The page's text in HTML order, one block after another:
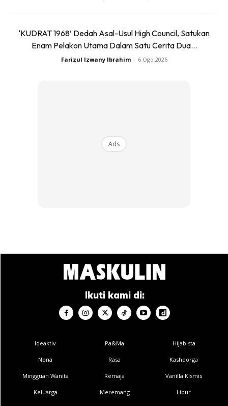
Ads
kerana ia lebih banyak rambut. Cukur janggut pada satu
arah sahaja iaitu mengikut tumbuhnya anak rambut.
PENGGUNAAN GUNTING
‘KUDRAT 1968’ Dedah Asal-Usul High Council, Satukan
Enam Pelakon Utama Dalam Satu Cerita Dua...
Farizul Izwany Ibrahim - 6 Ogo 2026
Ads
Ikuti kami di:
Ideaktiv
Nona
Mingguan Wanita
Keluarga
Pa&Ma
Rasa
Remaja
Meremang
Hijabista
Kashoorga
Vanilla Kismis
Libur